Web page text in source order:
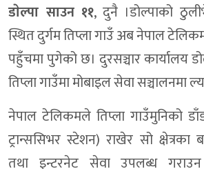
डाेल्पा साउन ११, दुनै ।डोल्पाको
स्थित दुर्गम तिप्ला गाउँ अब नेपाल
पहुँचमा पुगेको छ। दुरसञ्चार कार्यालय
तिप्ला गाउँमा मोबाइल सेवा सञ्चालनमा
नेपाल टेलिकमले तिप्ला गाउँमुनिको
ट्रान्ससिभर स्टेशन) राखेर सो क्षेत्रका
तथा इन्टरनेट सेवा उपलब्ध